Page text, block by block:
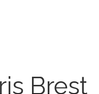
Brest